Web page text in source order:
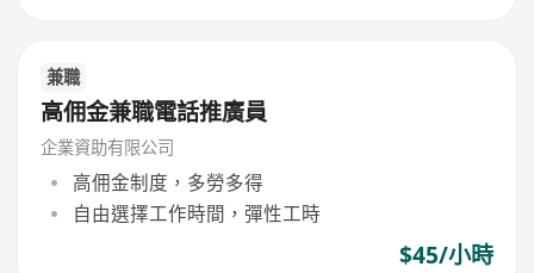
兼職
高佣金兼職電話推廣員
企業資助有限公司
高佣金制度，多勞多得
自由選擇工作時間，彈性工時
$45/小時